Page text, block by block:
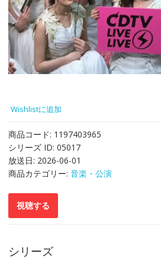
Wishlistに追加
商品コード: 1197403965
シリーズ ID: 05017
放送日: 2026-06-01
商品カテゴリー: 音楽・公演
シリーズ